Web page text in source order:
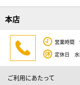
本店
営業時間
定休日 水
ご利用にあたって